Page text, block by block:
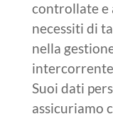
controllate e
necessiti di
nella
Suoi dati
assicuriamo